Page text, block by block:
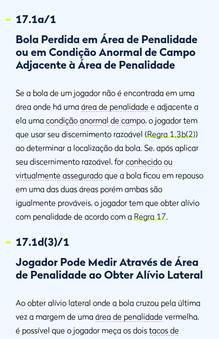
17.1a/1
Bola Perdida em Área de Penalidade
ou em Condição Anormal de Campo
Adjacente à Área de Penalidade
Se a bola de um jogador não é encontrada em uma
área onde há uma área de penalidade e adjacente a
ela uma condição anormal de campo, o jogador tem
que usar seu discernimento razoável (Regra 1.3b(2))
ao determinar a localização da bola. Se, após aplicar
seu discernimento razoável, for conhecido ou
virtualmente assegurado que a bola ficou em repouso
em uma das duas áreas porém ambas são
igualmente prováveis, o jogador tem que obter alívio
com penalidade de acordo com a Regra 17.
17.1d(3)/1
Jogador Pode Medir Através de Área
de Penalidade ao Obter Alívio Lateral
Ao obter alívio lateral onde a bola cruzou pela última
vez a margem de uma área de penalidade vermelha,
é possível que o jogador meça os dois tacos de